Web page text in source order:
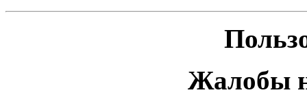
Жалобы